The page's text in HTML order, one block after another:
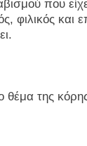
που
φιλικός και
θέμα της